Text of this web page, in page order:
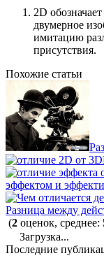
2D
двумерное
имитацию
присутствия.
Похожие статьи
эффектом и
Разница между
(2 оценок, среднее:
Загрузка...
Последние